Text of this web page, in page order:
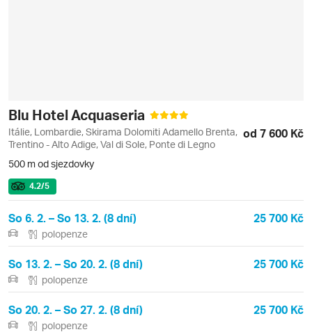
Blu Hotel Acquaseria
Itálie, Lombardie, Skirama Dolomiti Adamello Brenta,
Trentino - Alto Adige, Val di Sole, Ponte di Legno
od 7 600 Kč
500 m od sjezdovky
4.2/5
So 6. 2. – So 13. 2. (8 dní) 25 700 Kč
polopenze
So 13. 2. – So 20. 2. (8 dní) 25 700 Kč
polopenze
So 20. 2. – So 27. 2. (8 dní) 25 700 Kč
polopenze